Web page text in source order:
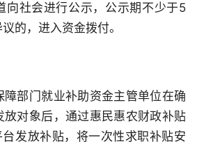
向社会进行公示，公示期不少于5
的，进入资金拨付。
部门就业补助资金主管单位在确
放对象后，通过惠民惠农财政补贴
台发放补贴，将一次性求职补贴安